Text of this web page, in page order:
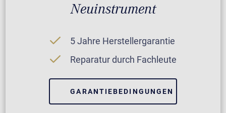
Neuinstrument
5 Jahre Herstellergarantie
Reparatur durch Fachleute
GARANTIEBEDINGUNGEN